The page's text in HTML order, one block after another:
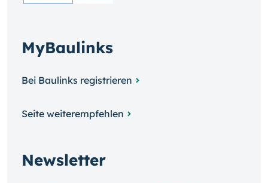
MyBaulinks
Bei Baulinks registrieren
Seite weiterempfehlen
Newsletter